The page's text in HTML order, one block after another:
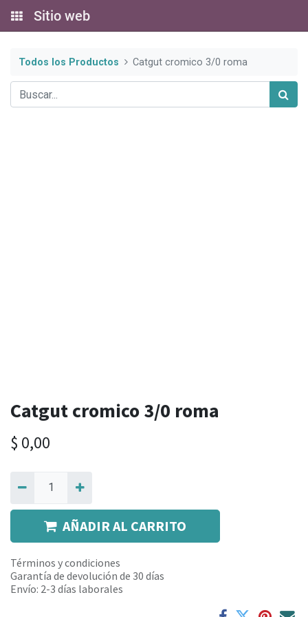
Sitio web
Todos los Productos Catgut cromico 3/0 roma
Catgut cromico 3/0 roma
$ 0,00
AÑADIR AL CARRITO
Términos y condiciones
Garantía de devolución de 30 días
Envío: 2-3 días laborales